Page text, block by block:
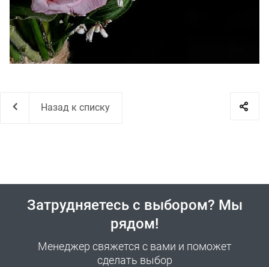
Назад к списку
Затрудняетесь с выбором? Мы
рядом!
Менеджер свяжется с вами и поможет
сделать выбор